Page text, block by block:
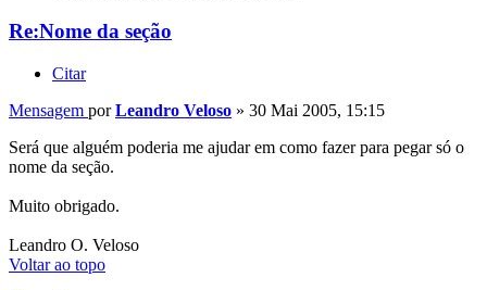
Re:Nome da seção
Citar
Mensagem porLeandro Veloso » 30 Mai 2005, 15:15
Será que alguém poderia me ajudar em como fazer para pegar só o
nome da seção.
Muito obrigado.
Leandro O. Veloso
Voltar ao topo